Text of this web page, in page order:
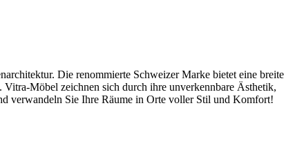
Die renommierte Schweizer Marke bietet eine breite
Möbel zeichnen sich durch ihre unverkennbare Ästhetik,
verwandeln Sie Ihre Räume in Orte voller Stil und Komfort!